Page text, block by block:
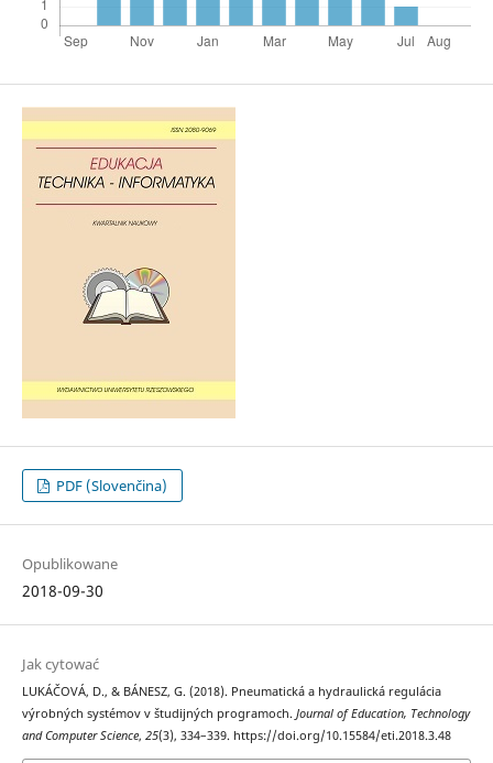
PDF (Slovenčina)
Opublikowane
2018-09-30
Jak cytować
LUKÁČOVÁ, D., & BÁNESZ, G. (2018). Pneumatická a hydraulická regulácia
výrobných systémov v študijných programoch. Journal of Education, Technology
and Computer Science, 25(3), 334–339. https://doi.org/10.15584/eti.2018.3.48